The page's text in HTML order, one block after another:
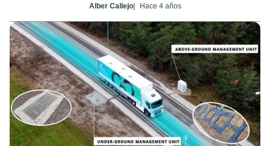
Alber Callejo Hace 4 años